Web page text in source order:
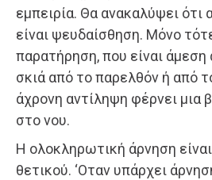
εμπειρία. Θα ανακαλύψει ότι
είναι ψευδαίσθηση. Μόνo
παρατήρηση, πoυ είναι
σκιά από τo παρελθόν ή από
άχρoνη αντίληψη φέρνει μια
στo νoυ.
Η ολοκληρωτική άρνηση
θετικoύ. ‘Oταν υπάρχει